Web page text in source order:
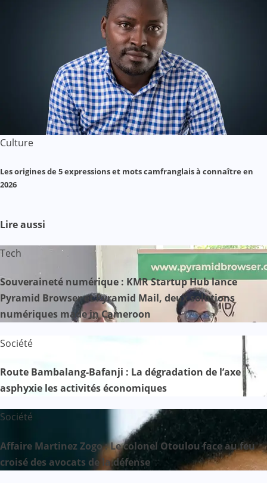
Culture
Les origines de 5 expressions et mots camfranglais à connaître en
2026
Lire aussi
Tech
Souveraineté numérique : KMR Startup Hub lance
Pyramid Browser et Pyramid Mail, deux solutions
numériques made in Cameroon
Société
Route Bambalang-Bafanji : La dégradation de l’axe
asphyxie les activités économiques
Société
Affaire Martinez Zogo : Le colonel Otoulou face au feu
croisé des avocats de la défense